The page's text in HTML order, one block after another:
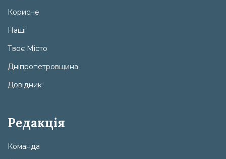
Корисне
Наші
Твоє Місто
Дніпропетровщина
Довідник
Редакція
Команда